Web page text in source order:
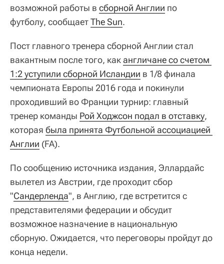
возможной работы в сборной Англии по
футболу, сообщаетThe Sun.
Пост главного тренера сборной Англии стал
вакантным после того, какангличане со счетом
1:2 уступили сборной Исландии в 1/8 финала
чемпионата Европы 2016 года и покинули
проходивший во Франции турнир: главный
тренер команды Рой Ходжсон подал в отставку,
которая была принята Футбольной ассоциацией
Англии (FA).
По сообщению источника издания, Эллардайс
вылетел из Австрии, где проходит сбор
"Сандерленда", в Англию, где встретится с
представителями федерации и обсудит
возможное назначение в национальную
сборную. Ожидается, что переговоры пройдут до
конца недели.